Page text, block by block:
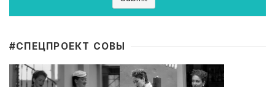
#CПЕЦПРОЕКТ СОВЫ